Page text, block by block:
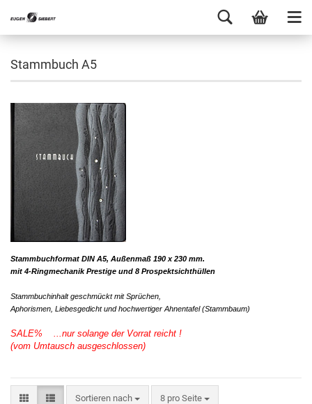
Stammbuch A5
Stammbuchformat DIN A5, Außenmaß 190 x 230 mm.
mit 4-Ringmechanik Prestige und 8 Prospektsichthüllen
Stammbuchinhalt geschmückt mit Sprüchen,
Aphorismen, Liebesgedicht und hochwertiger Ahnentafel (Stammbaum)
SALE% ...nur solange der Vorrat reicht !
(vom Umtausch ausgeschlossen)
Sortieren nach 8 pro Seite